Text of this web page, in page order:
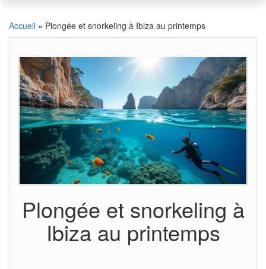
Accueil » Plongée et snorkeling à Ibiza au printemps
Plongée et snorkeling à
Ibiza au printemps